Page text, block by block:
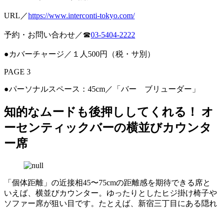
URL／https://www.interconti-tokyo.com/
予約・お問い合わせ／☎03-5404-2222
●カバーチャージ／１人500円（税・サ別）
PAGE 3
●パーソナルスペース：45cm／「バー ブリューダー」
知的なムードも後押ししてくれる！ オ
ーセンティックバーの横並びカウンタ
ー席
「個体距離」の近接相45〜75cmの距離感を期待できる席と
いえば、横並びカウンター。ゆったりとしたヒジ掛け椅子や
ソファー席が狙い目です。たとえば、新宿三丁目にある隠れ